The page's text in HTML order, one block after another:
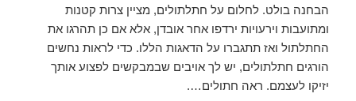
הבחנה בולט. לחלום על חתלתולים, מציין צרות קטנות
ומתועבות וירעויות ירדפו אחר אובדן, אלא אם כן תהרגו את
החתלתול ואז תתגברו על הדאגות הללו. כדי לראות נחשים
הורגים חתלתולים, יש לך אויבים שבמבקשים לפצוע אותך
יזיקו לעצמם. ראה חתולים….